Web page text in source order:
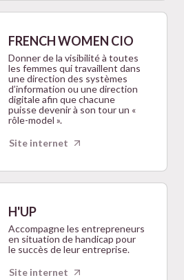
FRENCH WOMEN CIO
Donner de la visibilité à toutes
les femmes qui travaillent dans
une direction des systèmes
d’information ou une direction
digitale afin que chacune
puisse devenir à son tour un «
rôle-model ».
Site internet
H'UP
Accompagne​​ les entrepreneurs
en situation de handicap pour
le succès de leur entreprise.
Site internet